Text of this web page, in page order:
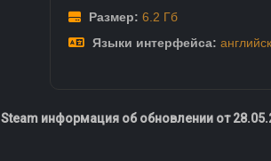
Размер: 6.2 Гб
Языки интерфейса:
Steam информация об обновлении от